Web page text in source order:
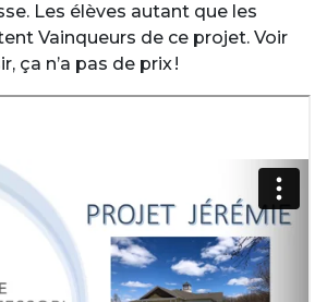
Les élèves autant que les
Vainqueurs de ce projet. Voir
ça n’a pas de prix !